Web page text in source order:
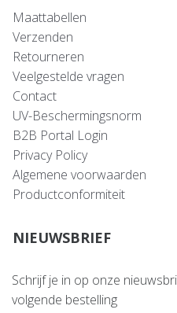
Maattabellen
Verzenden
Retourneren
Veelgestelde vragen
Contact
UV-Beschermingsnorm
B2B Portal Login
Privacy Policy
Algemene voorwaarden
Productconformiteit
NIEUWSBRIEF
Schrijf je in op onze
volgende bestelling